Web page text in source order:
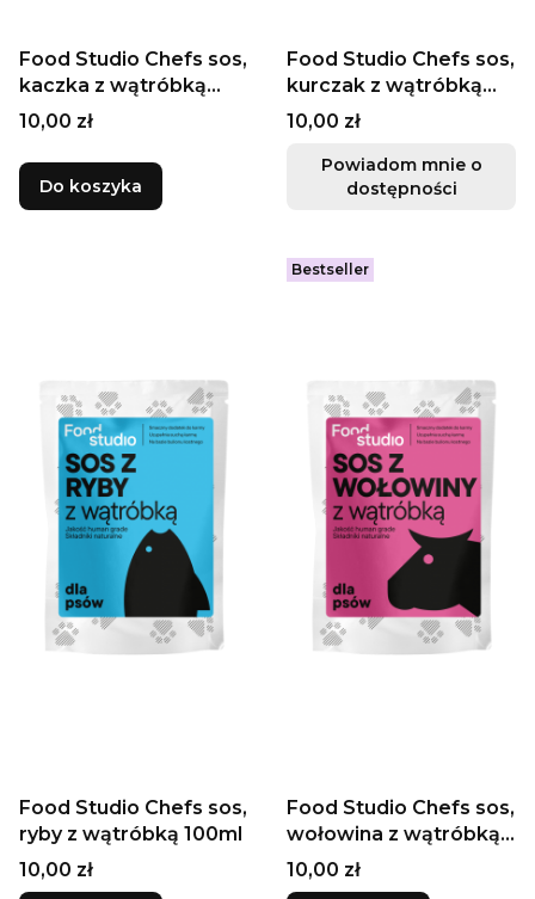
Food Studio Chefs sos,
kaczka z wątróbką
100ml
Cena
10,00 zł
Do koszyka
Food Studio Chefs sos,
kurczak z wątróbką
100ml
Cena
10,00 zł
Powiadom mnie o
dostępności
Food Studio Chefs sos,
ryby z wątróbką 100ml
Cena
10,00 zł
Bestseller
Food Studio Chefs sos,
wołowina z wątróbką
100ml
Cena
10,00 zł